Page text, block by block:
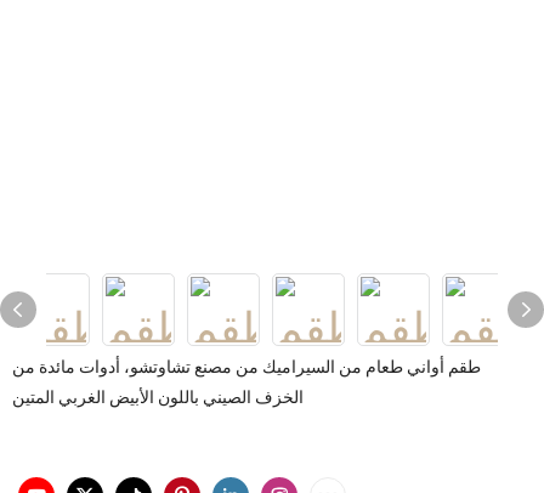
طقم أواني طعام من السيراميك من مصنع تشاوتشو، أدوات مائدة من
الخزف الصيني باللون الأبيض الغربي المتين